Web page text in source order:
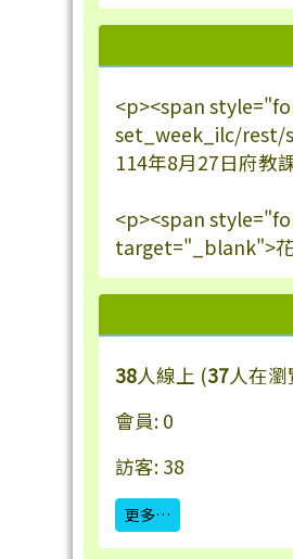
<p><span
set_week_ilc/rest/
114年8月27日府教
<p><span
target="_blank">
38人線上 (37人在瀏
會員: 0
訪客: 38
更多…